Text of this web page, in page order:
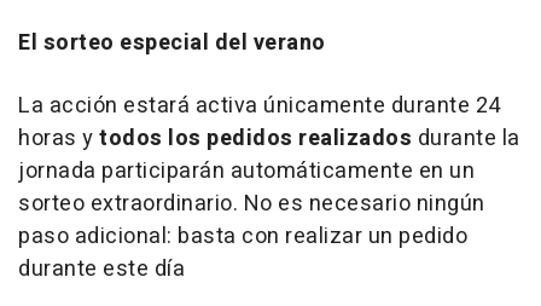
El sorteo especial del verano
La acción estará activa únicamente durante 24
horas ytodos los pedidos realizados durante la
jornada participarán automáticamente en un
sorteo extraordinario. No es necesario ningún
paso adicional: basta con realizar un pedido
durante este día